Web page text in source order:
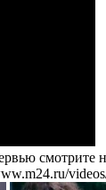
смотрите